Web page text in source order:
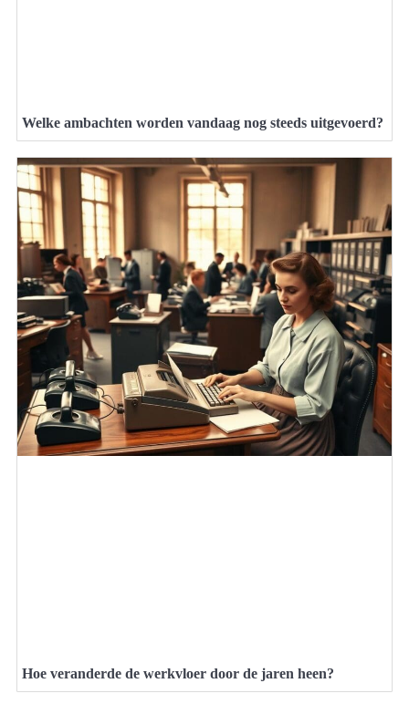
Welke ambachten worden vandaag nog steeds uitgevoerd?
Hoe veranderde de werkvloer door de jaren heen?